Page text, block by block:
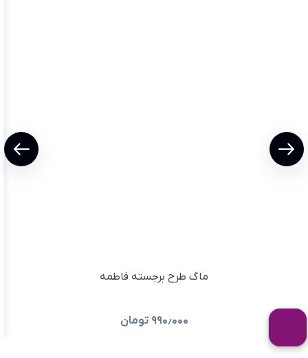
ماگ طرح برجسته فاطمه
۹۹۰٫۰۰۰ تومان